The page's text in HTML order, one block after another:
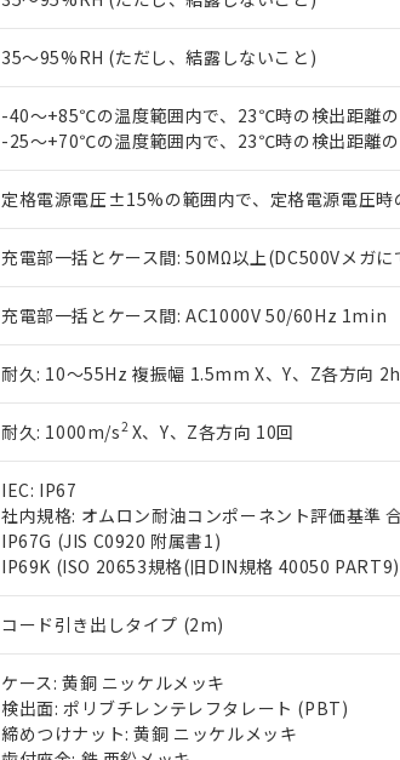
35～95%RH (ただし、結露しないこと)
-40～+85℃の温度範囲内で、23℃時の検出距離
-25～+70℃の温度範囲内で、23℃時の検出距離
定格電源電圧±15%の範囲内で、定格電源電圧
充電部一括とケース間: 50MΩ以上(DC500Vメガに
充電部一括とケース間: AC1000V 50/60Hz 1min
耐久: 10～55Hz 複振幅 1.5mm X、Y、Z各方向 2h
耐久: 1000m/s2X、Y、Z各方向 10回
IEC: IP67
社内規格: オムロン耐油コンポーネント評価基準
IP67G (JIS C0920 附属書1)
IP69K (ISO 20653規格(旧DIN規格 40050
コード引き出しタイプ (2m)
ケース: 黄銅 ニッケルメッキ
検出面: ポリブチレンテレフタレート (PBT)
締めつけナット: 黄銅 ニッケルメッキ
オムロン制御機器販売店や当社
す。
マイパーツ機能（部品リスト作
ている必要があります。
お客様が当ウェブサイト上で当
が、当社の製品・サービスに関
さい。
いる法人を指します。
※3 非含有証明書ダウンロード
下記の非含有証明書をダウンロード
EU RoHS指令（10物質）の非含有証
51物質の非含有証明書（当社基準）
また、RoHS指令のフタル酸エステ
混在することから備考欄に対応日を
既に当社にて対応品への在庫切替を
り割愛しております。
※2 環境保護使用期限
「ｅ」：有害物質（10物質）のすべ
味します。
「－」：未確認です。当社販売部門へ
また当社は、販売先および販
合
－
在庫なし(最新の在庫状況
機器販売店・当社販売員に
空
受注生産機種、また在庫状